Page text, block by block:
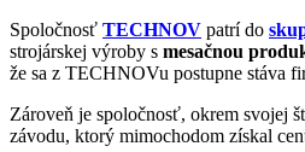
Spoločnosť TECHNOV patrí do
strojárskej výroby s mesačnou
že sa z TECHNOVu postupne stáva
Zároveň je spoločnosť, okrem svojej
závodu, ktorý mimochodom získal